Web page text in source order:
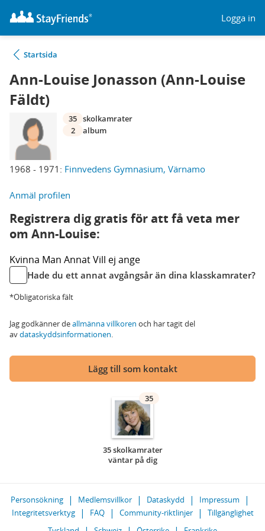
Logga in
Startsida
Ann-Louise Jonasson (Ann-Louise
Fäldt)
1968 - 1971: Finnvedens Gymnasium, Värnamo
35 skolkamrater
2
album
Anmäl profilen
Registrera dig gratis för att få veta mer
om Ann-Louise:
Kvinna Man AnnatVill ej ange
Hade du ett annat avgångsår än dina klasskamrater?
*Obligatoriska fält
Jag godkänner deallmänna villkoren och har tagit del
avdataskyddsinformationen.
Lägg till som kontakt
35
35 skolkamrater
väntar på dig
Personsökning Medlemsvillkor Dataskydd
Impressum
Integritetsverktyg
FAQ Community-riktlinjer
Tillgänglighet